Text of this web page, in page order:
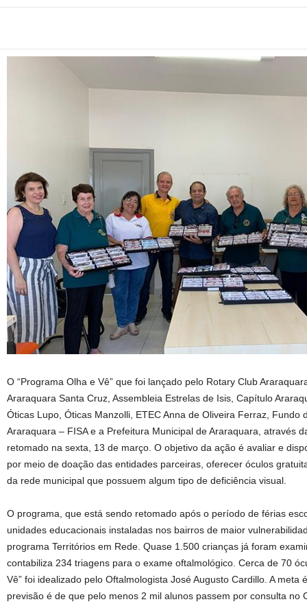
O “Programa Olha e Vê” que foi lançado pelo Rotary Club
Araraquara Santa Cruz, Assembleia Estrelas de Isis, Capítulo
Óticas Lupo, Óticas Manzolli, ETEC Anna de Oliveira Ferraz, Fundo
Araraquara – FISA e a Prefeitura Municipal de Araraquara, através
retomado na sexta, 13 de março. O objetivo da ação é avaliar e
por meio de doação das entidades parceiras, oferecer óculos
da rede municipal que possuem algum tipo de deficiência visual.
O programa, que está sendo retomado após o período de férias
unidades educacionais instaladas nos bairros de maior
programa Territórios em Rede. Quase 1.500 crianças já foram
contabiliza 234 triagens para o exame oftalmológico. Cerca de 70
Vê” foi idealizado pelo Oftalmologista José Augusto Cardillo. A meta
previsão é de que pelo menos 2 mil alunos passem por consulta no